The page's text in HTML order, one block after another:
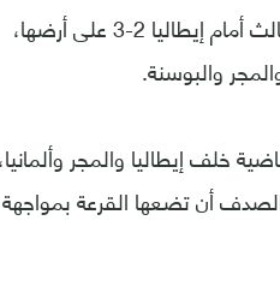
أما هولندا التي حلت رابعة في النسخة الماضية بخسارتها مباراة المركز الثالث أمام إيطاليا 2-3 على أرضها،
خلف إيطاليا والمجر وألمانيا،
أن تضعها القرعة بمواجهة